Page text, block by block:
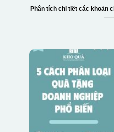
Phân tích chi tiết các khoản